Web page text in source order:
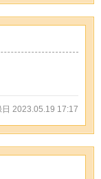
日 2023.05.19 17:17